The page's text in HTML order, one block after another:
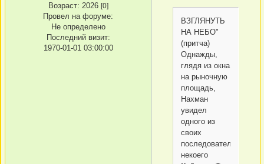
Возраст: 2026 [0]
Провел на форуме:
Не определено
Последний визит:
1970-01-01 03:00:00
ВЗГЛЯНУТЬ
НА НЕБО"
(притча)
Однажды,
глядя из окна
на рыночную
площадь,
Нахман
увидел
одного из
своих
последователей,
некоего